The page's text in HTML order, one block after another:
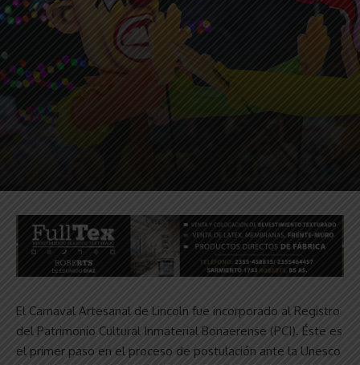
El Carnaval Artesanal de Lincoln fue incorporado al Registro
del Patrimonio Cultural Inmaterial Bonaerense (PCI). Éste es
el primer paso en el proceso de postulación ante la Unesco